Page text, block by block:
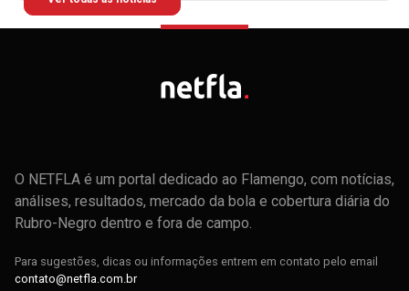
O NETFLA é um portal dedicado ao Flamengo, com notícias,
análises, resultados, mercado da bola e cobertura diária do
Rubro-Negro dentro e fora de campo.
Para sugestões, dicas ou informações entrem em contato pelo email
contato@netfla.com.br